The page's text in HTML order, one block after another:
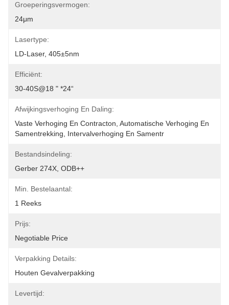
Groeperingsvermogen:
24μm
Lasertype:
LD-Laser, 405±5nm
Efficiënt:
30-40S@18 " *24“
Afwijkingsverhoging En Daling:
Vaste Verhoging En Contracton, Automatische Verhoging En
Samentrekking, Intervalverhoging En Samentr
Bestandsindeling:
Gerber 274X, ODB++
Min. Bestelaantal:
1 Reeks
Prijs:
Negotiable Price
Verpakking Details:
Houten Gevalverpakking
Levertijd: